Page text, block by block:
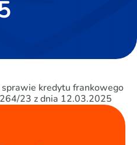
kredytu frankowego
23 z dnia 12.03.2025